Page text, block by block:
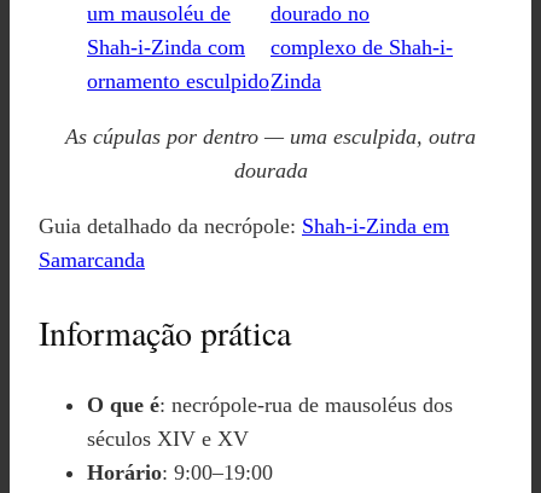
As cúpulas por dentro — uma esculpida, outra
dourada
Guia detalhado da necrópole: Shah-i-Zinda em
Samarcanda
Informação prática
O que é: necrópole-rua de mausoléus dos
séculos XIV e XV
Horário: 9:00–19:00